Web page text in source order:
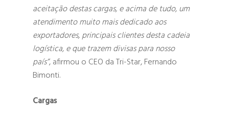
aceitação destas cargas, e acima de tudo, um
atendimento muito mais dedicado aos
exportadores, principais clientes desta cadeia
logística, e que trazem divisas para nosso
país”, afirmou o CEO da Tri-Star, Fernando
Bimonti.
Cargas